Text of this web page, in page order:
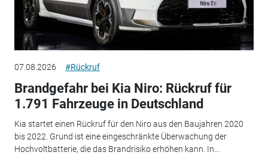
07.08.2026 #Rückruf
Brandgefahr bei Kia Niro: Rückruf für
1.791 Fahrzeuge in Deutschland
Kia startet einen Rückruf für den Niro aus den Baujahren 2020
bis 2022. Grund ist eine eingeschränkte Überwachung der
Hochvoltbatterie, die das Brandrisiko erhöhen kann. In...